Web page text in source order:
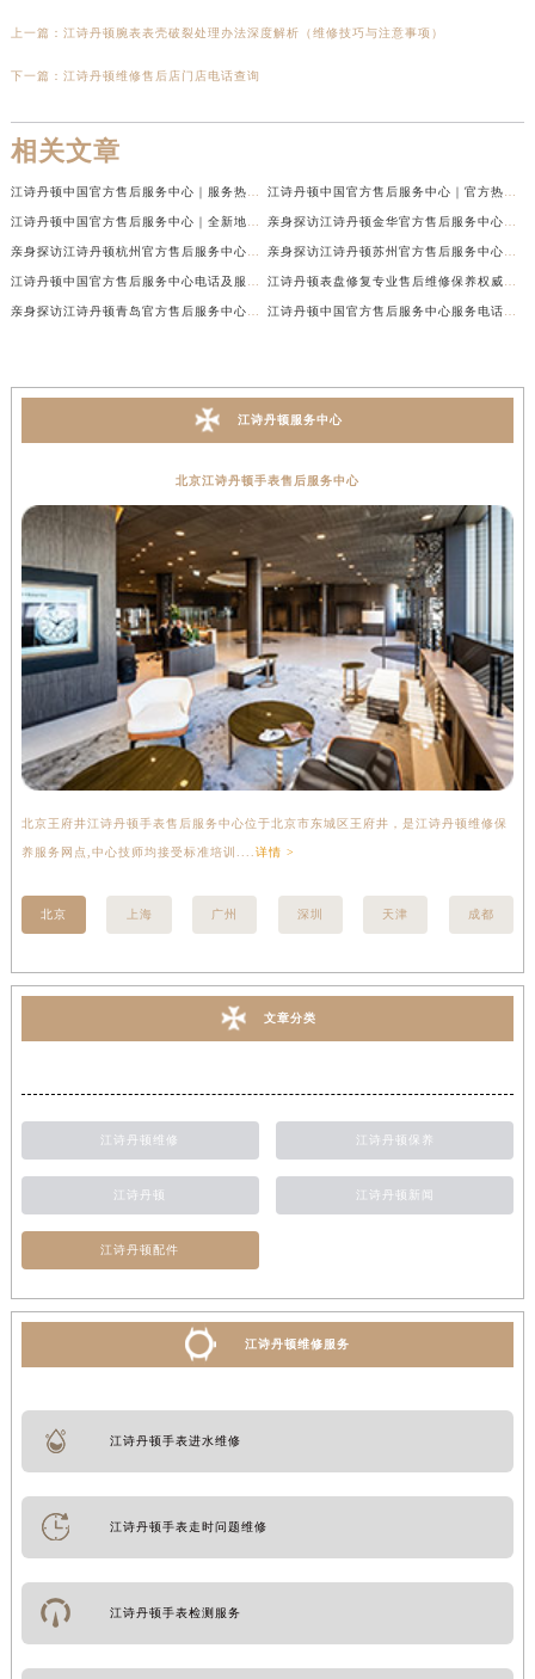
上一篇： 江诗丹顿腕表表壳破裂处理办法深度解析（维修技巧与注意事项）
下一篇： 江诗丹顿维修售后店门店电话查询
相关文章
江诗丹顿服务中心
北京江诗丹顿手表售后服务中心
北京王府井江诗丹顿手表售后服务中心位于北京市东城区王府井，是江诗丹顿维修保
养服务网点,中心技师均接受标准培训.... 详情 >
北京 上海 广州 深圳 天津 成都
文章分类
江诗丹顿维修 江诗丹顿保养
江诗丹顿 江诗丹顿新闻
江诗丹顿配件
江诗丹顿维修服务
江诗丹顿手表进水维修
江诗丹顿手表走时问题维修
江诗丹顿手表检测服务